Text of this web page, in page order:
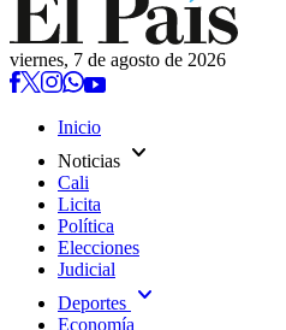
viernes, 7 de agosto de 2026
Inicio
Noticias expand_more
Cali
Licita
Política
Elecciones
Judicial
Deportes expand_more
Economía